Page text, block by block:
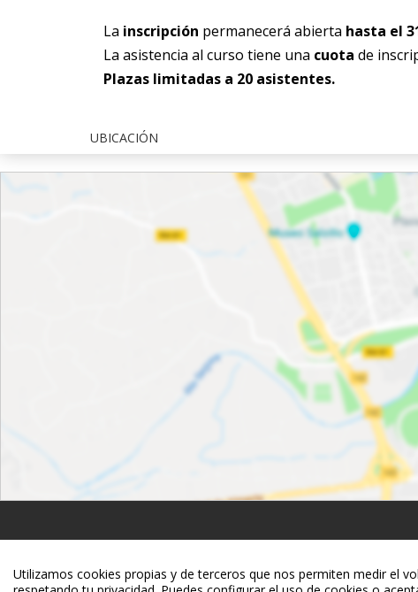
Utilizamos cookies propias y de terceros que nos permiten medir el
La inscripción permanecerá abierta hasta el
La asistencia al curso tiene una cuota de
Plazas limitadas a 20 asistentes.
UBICACIÓN